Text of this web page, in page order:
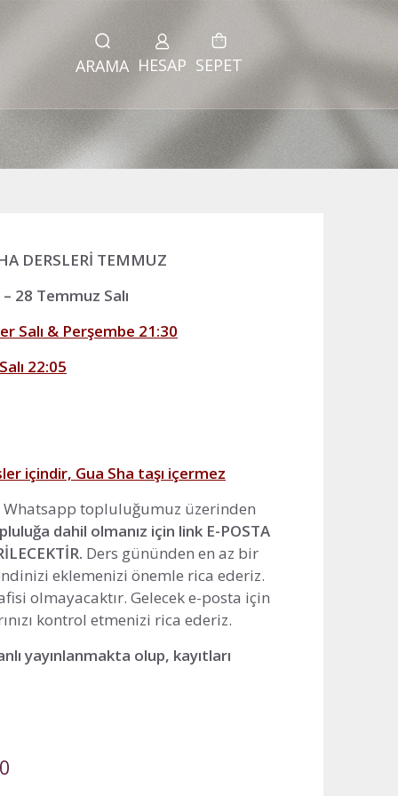
ARAMA HESAP SEPET
DERSLERİ TEMMUZ
28 Temmuz Salı
Salı & Perşembe 21:30
22:05
içindir, Gua Sha taşı içermez
topluluğumuz üzerinden
dahil olmanız için link E-POSTA
Ders gününden en az bir
eklemenizi önemle rica ederiz.
olmayacaktır. Gelecek e-posta için
kontrol etmenizi rica ederiz.
yayınlanmakta olup, kayıtları